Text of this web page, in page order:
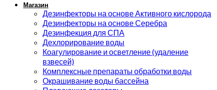
Магазин
Дезинфекторы на основе Активного кислорода
Дезинфекторы на основе Серебра
Дезинфекция для СПА
Дехлорирование воды
Коагулирование и осветление (удаление
взвесей)
Комплексные препараты обработки воды
Окрашивание воды бассейна